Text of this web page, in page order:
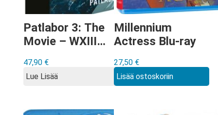
Patlabor 3: The
Movie – WXIII
Collector’s
Edition
47,90 €
Lue Lisää
Millennium
Actress Blu-ray
27,50 €
Lisää ostoskoriin